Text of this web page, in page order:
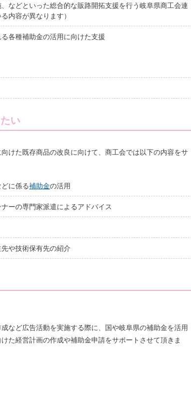
などといった総合的な販路開拓支援を行う岐阜県商工会連
内容が異なります）
各種補助金の活用に向けた支援
い
けた既存商品の改良に向けて、商工会では以下の内容をサ
に係る補助金の活用
ーの専門家派遣によるアドバイス
や技術保有先の紹介
など広告活動を実施する際に、国や岐阜県の補助金を活用
た経営計画の作成や補助金申請をサポートさせて頂きま